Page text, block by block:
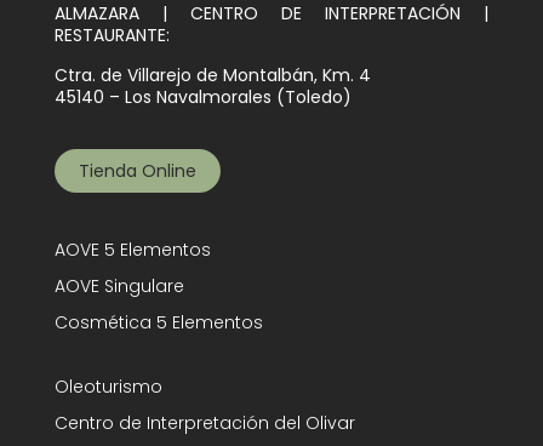
ALMAZARA | CENTRO DE INTERPRETACIÓN |
RESTAURANTE:
Ctra. de Villarejo de Montalbán, Km. 4
45140 – Los Navalmorales (Toledo)
Tienda Online
AOVE 5 Elementos
AOVE Singulare
Cosmética 5 Elementos
Oleoturismo
Centro de Interpretación del Olivar